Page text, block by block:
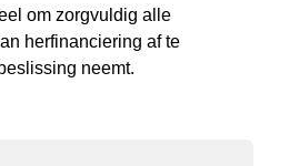
om zorgvuldig alle
herfinanciering af te
neemt.